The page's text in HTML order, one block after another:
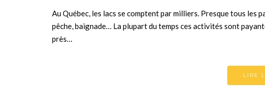
Au Québec, les lacs se comptent par milliers. Presque tous
pêche, baignade… La plupart du temps ces activités sont
près…
LIRE